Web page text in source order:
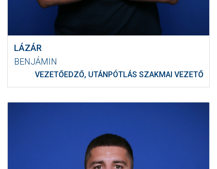
LÁZÁR
BENJÁMIN
VEZETŐEDZŐ, UTÁNPÓTLÁS SZAKMAI VEZETŐ